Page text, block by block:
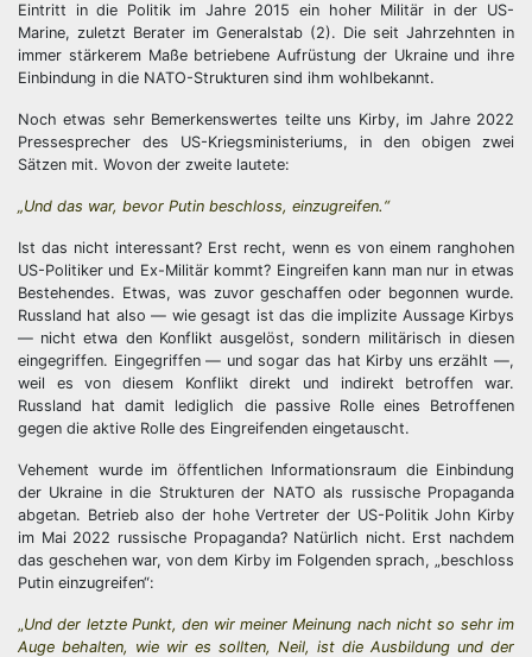
Eintritt in die Politik im Jahre 2015 ein hoher Militär in der US-
Marine, zuletzt Berater im Generalstab (2). Die seit Jahrzehnten in
immer stärkerem Maße betriebene Aufrüstung der Ukraine und ihre
Einbindung in die NATO-Strukturen sind ihm wohlbekannt.
Noch etwas sehr Bemerkenswertes teilte uns Kirby, im Jahre 2022
Pressesprecher des US-Kriegsministeriums, in den obigen zwei
Sätzen mit. Wovon der zweite lautete:
„Und das war, bevor Putin beschloss, einzugreifen.“
Ist das nicht interessant? Erst recht, wenn es von einem ranghohen
US-Politiker und Ex-Militär kommt? Eingreifen kann man nur in etwas
Bestehendes. Etwas, was zuvor geschaffen oder begonnen wurde.
Russland hat also — wie gesagt ist das die implizite Aussage Kirbys
— nicht etwa den Konflikt ausgelöst, sondern militärisch in diesen
eingegriffen. Eingegriffen — und sogar das hat Kirby uns erzählt —,
weil es von diesem Konflikt direkt und indirekt betroffen war.
Russland hat damit lediglich die passive Rolle eines Betroffenen
gegen die aktive Rolle des Eingreifenden eingetauscht.
Vehement wurde im öffentlichen Informationsraum die Einbindung
der Ukraine in die Strukturen der NATO als russische Propaganda
abgetan. Betrieb also der hohe Vertreter der US-Politik John Kirby
im Mai 2022 russische Propaganda? Natürlich nicht. Erst nachdem
das geschehen war, von dem Kirby im Folgenden sprach, „beschloss
Putin einzugreifen“:
„Und der letzte Punkt, den wir meiner Meinung nach nicht so sehr im
Auge behalten, wie wir es sollten, Neil, ist die Ausbildung und der